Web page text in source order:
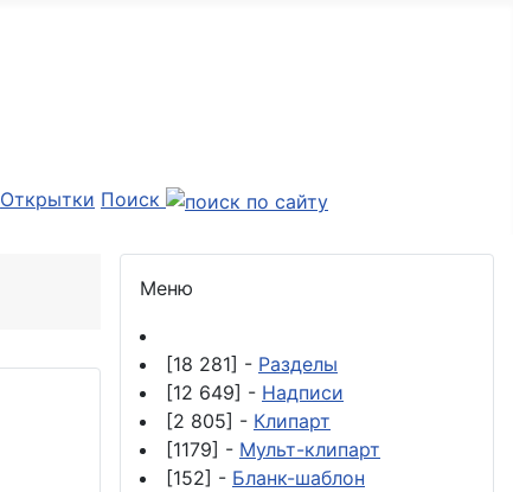
Открытки Поиск
Меню
[18 281] - Разделы
[12 649] - Надписи
[2 805] - Клипарт
[1179] - Мульт-клипарт
[152] - Бланк-шаблон